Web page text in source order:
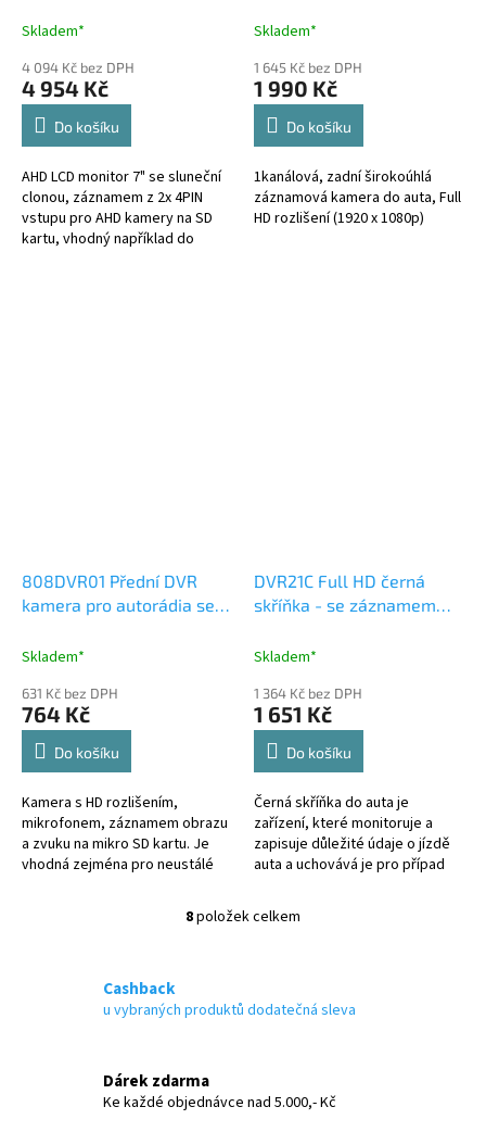
kabel, CZ menu
Skladem*
4 094 Kč bez DPH
4 954 Kč
Do košíku
AHD LCD monitor 7" se sluneční
clonou, záznamem z 2x 4PIN
vstupu pro AHD kamery na SD
kartu, vhodný například do
Skladem*
1 645 Kč bez DPH
1 990 Kč
Do košíku
1kanálová, zadní širokoúhlá
záznamová kamera do auta, Full
HD rozlišení (1920 x 1080p)
808DVR01 Přední DVR
kamera pro autorádia se
připojitelná přes USB
Skladem*
631 Kč bez DPH
764 Kč
Do košíku
Kamera s HD rozlišením,
mikrofonem, záznamem obrazu
a zvuku na mikro SD kartu. Je
vhodná zejména pro neustálé
DVR21C Full HD černá
skříňka - se záznamem
slot SD
Skladem*
1 364 Kč bez DPH
1 651 Kč
Do košíku
Černá skříňka do auta je
zařízení, které monitoruje a
zapisuje důležité údaje o jízdě
auta a uchovává je pro případ
a zaznamenává obraz před
autem...
O
d
r
8položek celkem
Cashback
u vybraných produktů dodatečná sleva
Dárek zdarma
Ke každé objednávce nad 5.000,- Kč